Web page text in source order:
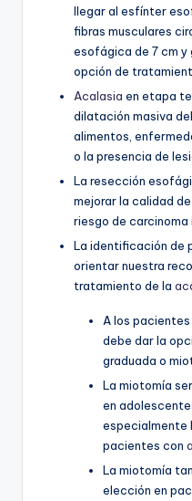
llegar al esfínter
fibras musculares
esofágica de 7 cm y
opción de
Acalasia en etapa
dilatación masiva del
alimentos,
o la presencia de
La resección
mejorar la calidad
riesgo de carcinoma
La identificación de
orientar nuestra
tratamiento de la
A los pacientes
debe dar la
graduada o
La miotomía
en
especialmente
pacientes con
La miotomía
elección en